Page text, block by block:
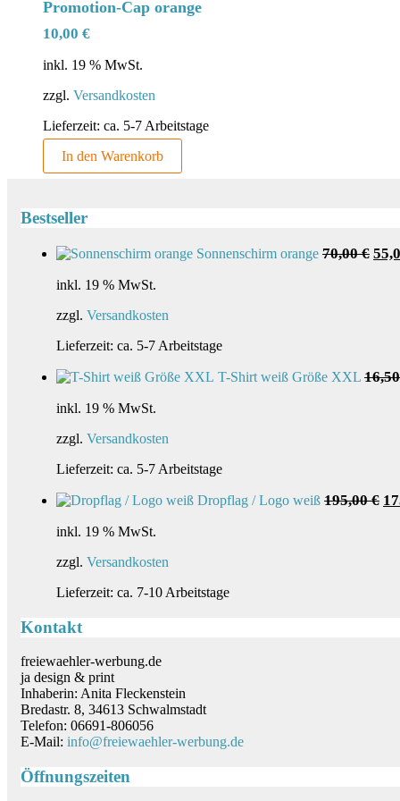
Promotion-Cap orange
10,00 €
inkl. 19 % MwSt.
zzgl. Versandkosten
Lieferzeit: ca. 5-7 Arbeitstage
In den Warenkorb
Bestseller
Sonnenschirm orange 70,00€
inkl. 19 % MwSt.
zzgl. Versandkosten
Lieferzeit: ca. 5-7 Arbeitstage
T-Shirt weiß Größe XXL
inkl. 19 % MwSt.
zzgl. Versandkosten
Lieferzeit: ca. 5-7 Arbeitstage
Dropflag / Logo weiß 195,00€
inkl. 19 % MwSt.
zzgl. Versandkosten
Lieferzeit: ca. 7-10 Arbeitstage
Kontakt
freiewaehler-werbung.de
ja design & print
Inhaberin: Anita Fleckenstein
Bredastr. 8, 34613 Schwalmstadt
Telefon: 06691-806056
E-Mail: info@freiewaehler-werbung.de
Öffnungszeiten